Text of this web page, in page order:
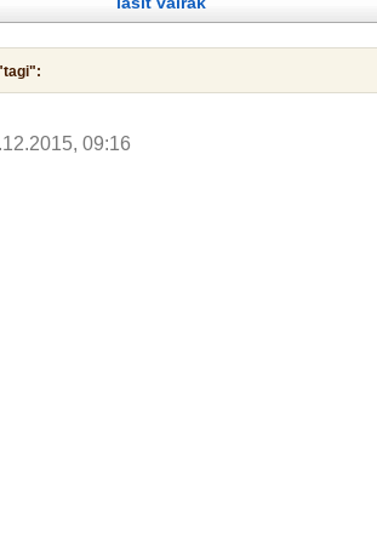
to pieļāva. Pēc kristības Jēzus tūliņ izkāpa no ūdens,
09:16